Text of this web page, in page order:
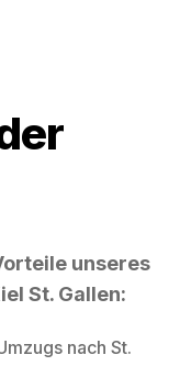
unseres
St. Gallen:
nach St.